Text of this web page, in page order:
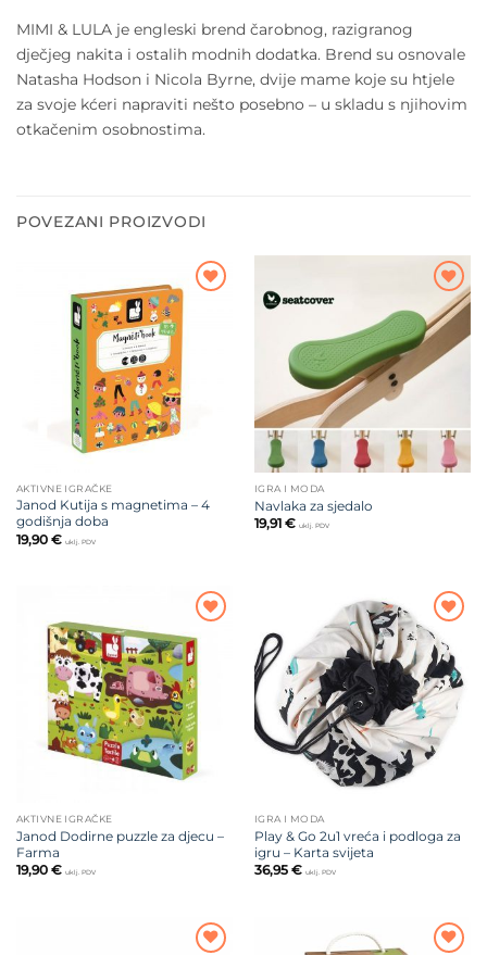
MIMI & LULA je engleski brend čarobnog, razigranog
dječjeg nakita i ostalih modnih dodatka. Brend su osnovale
Natasha Hodson i Nicola Byrne, dvije mame koje su htjele
za svoje kćeri napraviti nešto posebno – u skladu s njihovim
otkačenim osobnostima.
POVEZANI PROIZVODI
Dodajte
AKTIVNE IGRAČKE
Janod Kutija s magnetima – 4
godišnja doba
19,90 € uklj. PDV
Dodajte
na listu
želja
IGRA I MODA
Navlaka za sjedalo
19,91 € uklj. PDV
Dodajte
na listu
želja
AKTIVNE IGRAČKE
Janod Dodirne puzzle za djecu –
Farma
19,90 € uklj. PDV
Dodajte
na listu
želja
IGRA I MODA
Play & Go 2u1 vreća i podloga za
igru – Karta svijeta
36,95 € uklj. PDV